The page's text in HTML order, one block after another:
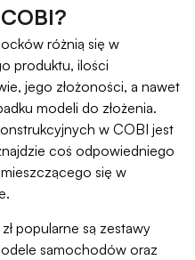
różnią się w
produktu, ilości
jego złożoności, a nawet
modeli do złożenia.
w COBI jest
coś odpowiedniego
się w
popularne są zestawy
samochodów oraz